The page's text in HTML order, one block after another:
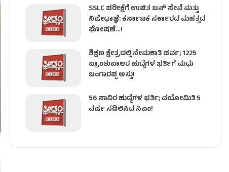
SSLC ಪರೀಕ್ಷೆಗೆ ಉಚಿತ ಬಸ್ ಸೇವೆ ಮತ್ತು
ನಿಷೇಧಾಜ್ಞೆ: ಕರ್ನಾಟಕ ಸರ್ಕಾರದ ಮಹತ್ವದ
ಘೋಷಣೆ…!
ಶಿಕ್ಷಣ ಕ್ಷೇತ್ರದಲ್ಲಿ ನೇಮಕಾತಿ ಪರ್ವ; 1225
ಪ್ರಾಂಶುಪಾಲರ ಹುದ್ದೆಗಳ ಭರ್ತಿಗೆ ಮಧು
ಬಂಗಾರಪ್ಪ ಅಸ್ತು!
56 ಸಾವಿರ ಹುದ್ದೆಗಳ ಭರ್ತಿ; ವಯೋಮಿತಿ 5
ವರ್ಷ ಸಡಿಲಿಸಿದ ಸಿಎಂ!